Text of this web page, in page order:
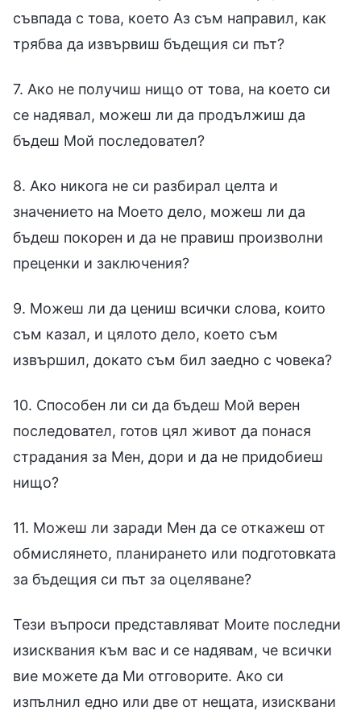
съвпада с това, което Аз съм направил, как
трябва да извървиш бъдещия си път?
7. Ако не получиш нищо от това, на което си
се надявал, можеш ли да продължиш да
бъдеш Мой последовател?
8. Ако никога не си разбирал целта и
значението на Моето дело, можеш ли да
бъдеш покорен и да не правиш произволни
преценки и заключения?
9. Можеш ли да цениш всички слова, които
съм казал, и цялото дело, което съм
извършил, докато съм бил заедно с човека?
10. Способен ли си да бъдеш Мой верен
последовател, готов цял живот да понася
страдания за Мен, дори и да не придобиеш
нищо?
11. Можеш ли заради Мен да се откажеш от
обмислянето, планирането или подготовката
за бъдещия си път за оцеляване?
Тези въпроси представляват Моите последни
изисквания към вас и се надявам, че всички
вие можете да Ми отговорите. Ако си
изпълнил едно или две от нещата, изисквани